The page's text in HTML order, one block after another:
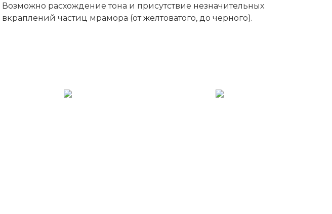
Возможно расхождение тона и присутствие незначительных
вкраплений частиц мрамора (от желтоватого, до черного).